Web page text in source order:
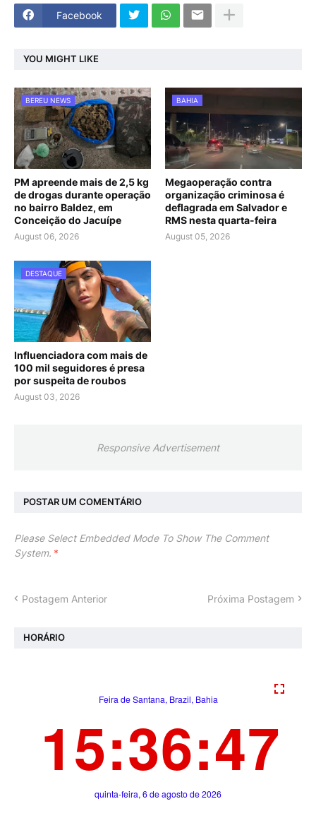
Facebook
YOU MIGHT LIKE
BEREU NEWS
PM apreende mais de 2,5 kg
de drogas durante operação
no bairro Baldez, em
Conceição do Jacuípe
August 06, 2026
BAHIA
Megaoperação contra
organização criminosa é
deflagrada em Salvador e
RMS nesta quarta-feira
August 05, 2026
DESTAQUE
Influenciadora com mais de
100 mil seguidores é presa
por suspeita de roubos
August 03, 2026
Responsive Advertisement
POSTAR UM COMENTÁRIO
Please Select Embedded Mode To Show The Comment
System. *
Postagem Anterior Próxima Postagem
HORÁRIO